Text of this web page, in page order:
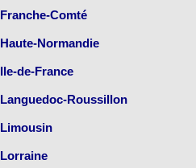
Franche-Comté
Haute-Normandie
Ile-de-France
Languedoc-Roussillon
Limousin
Lorraine